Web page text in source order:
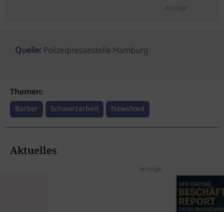
Anzeige
Quelle: Polizeipressestelle Hamburg
Themen:
Barber Schwarzarbeit Newsfeed
Aktuelles
Anzeige